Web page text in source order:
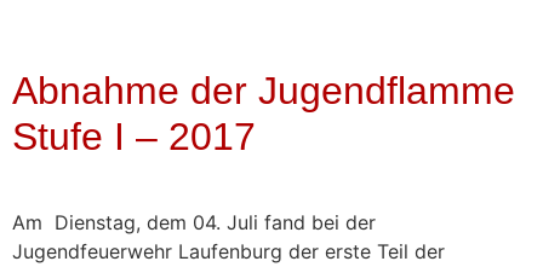
Abnahme der Jugendflamme
Stufe I – 2017
Am Dienstag, dem 04. Juli fand bei der
Jugendfeuerwehr Laufenburg der erste Teil der